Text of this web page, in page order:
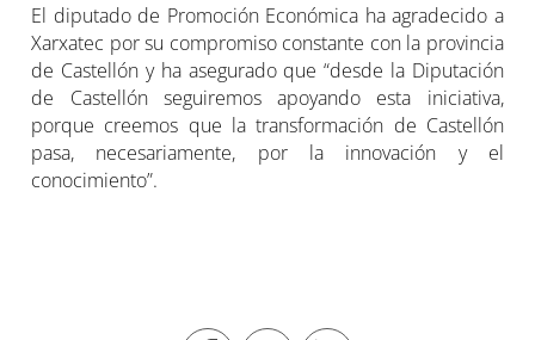
El diputado de Promoción Económica ha agradecido a
Xarxatec por su compromiso constante con la provincia
de Castellón y ha asegurado que “desde la Diputación
de Castellón seguiremos apoyando esta iniciativa,
porque creemos que la transformación de Castellón
pasa, necesariamente, por la innovación y el
conocimiento”.